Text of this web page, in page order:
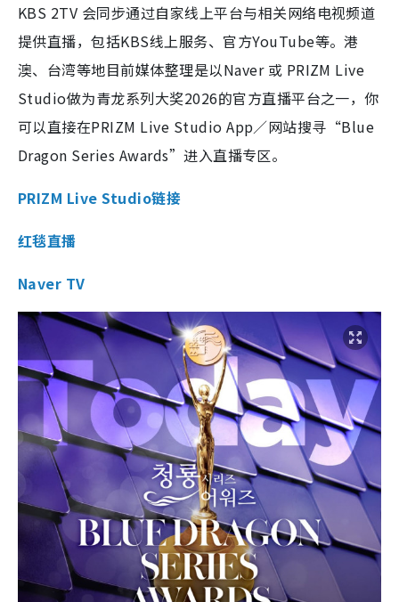
KBS 2TV 会同步通过自家线上平台与相关网络电视频道
提供直播，包括KBS线上服务、官方YouTube等。港
澳、台湾等地目前媒体整理是以Naver 或 PRIZM Live
Studio做为青龙系列大奖2026的官方直播平台之一，你
可以直接在PRIZM Live Studio App／网站搜寻“Blue
Dragon Series Awards”进入直播专区。
PRIZM Live Studio链接
红毯直播
Naver TV